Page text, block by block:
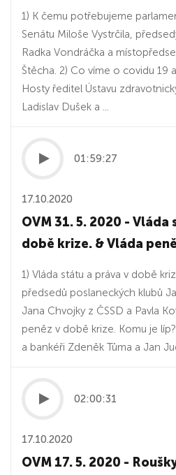
1) K čemu potřebujeme
Senátu Miloše Vystrčila,
Radka Vondráčka a
Štěcha. 2) Co víme o covidu 19
Hosty ředitel Ústavu
Ladislav Dušek a ...
01:59:27
17.10.2020
OVM 31. 5. 2020 -
době krize. & Vláda
1) Vláda státu a práva v době
předsedů poslaneckých klubů
Jana Chvojky z ČSSD a Pavla
peněz v době krize. Komu je
a bankéři Zdeněk Tůma a Jan
02:00:31
17.10.2020
OVM 17. 5. 2020 -